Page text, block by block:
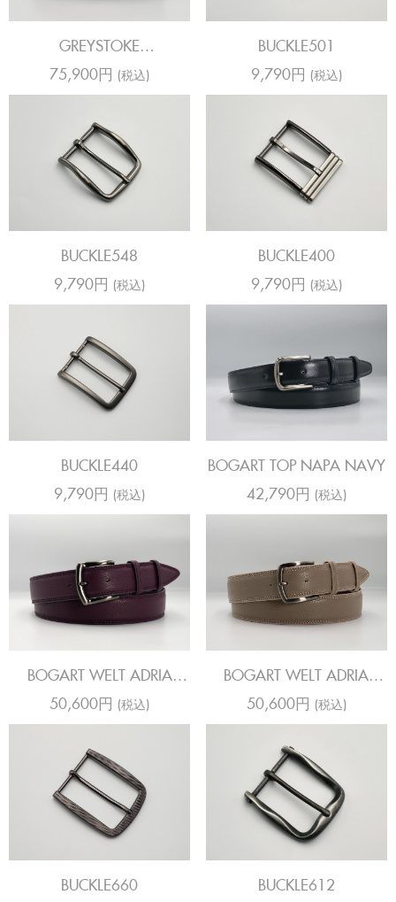
GREYSTOKE
CODA/HORSY STEEL
75,900円 (税込)
BUCKLE501
9,790円 (税込)
BUCKLE548
9,790円 (税込)
BUCKLE400
9,790円 (税込)
BUCKLE440
9,790円 (税込)
BOGART TOP NAPA NAVY
42,790円 (税込)
BOGART WELT ADRIA
GRAPE
50,600円 (税込)
BOGART WELT ADRIA
FOSSIL
50,600円 (税込)
BUCKLE660 BUCKLE612